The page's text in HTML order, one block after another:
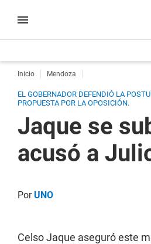
Inicio Mendoza
EL GOBERNADOR DEFENDIÓ LA
PROPUESTA POR LA OPOSICIÓN.
Jaque se
acusó a
PorUNO
Celso Jaque aseguró este